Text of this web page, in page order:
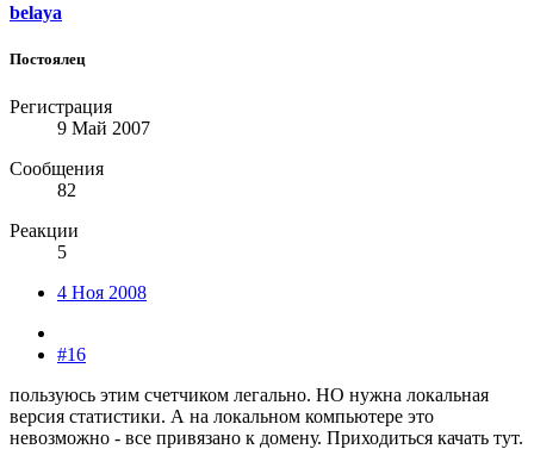
belaya
Постоялец
Регистрация
9 Май 2007
Сообщения
82
Реакции
5
4 Ноя 2008
#16
пользуюсь этим счетчиком легально. НО нужна локальная
версия статистики. А на локальном компьютере это
невозможно - все привязано к домену. Приходиться качать тут.